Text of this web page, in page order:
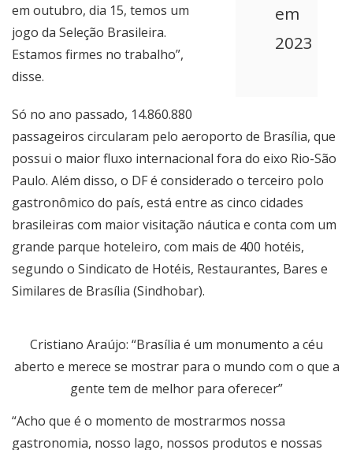
em
2023
em outubro, dia 15, temos um
jogo da Seleção Brasileira.
Estamos firmes no trabalho”,
disse.
Só no ano passado, 14.860.880
passageiros circularam pelo aeroporto de Brasília, que
possui o maior fluxo internacional fora do eixo Rio-São
Paulo. Além disso, o DF é considerado o terceiro polo
gastronômico do país, está entre as cinco cidades
brasileiras com maior visitação náutica e conta com um
grande parque hoteleiro, com mais de 400 hotéis,
segundo o Sindicato de Hotéis, Restaurantes, Bares e
Similares de Brasília (Sindhobar).
Cristiano Araújo: “Brasília é um monumento a céu
aberto e merece se mostrar para o mundo com o que a
gente tem de melhor para oferecer”
“Acho que é o momento de mostrarmos nossa
gastronomia, nosso lago, nossos produtos e nossas